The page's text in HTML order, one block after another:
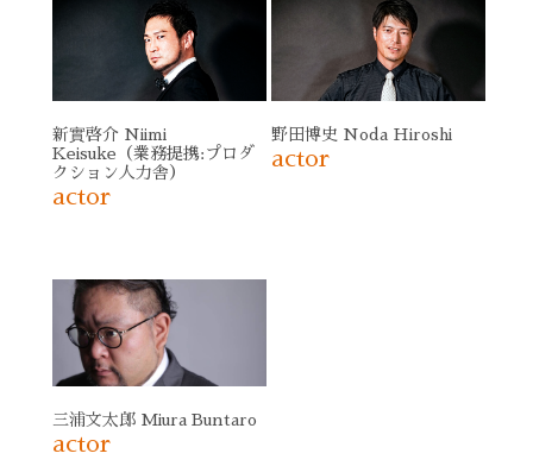
新實啓介 Niimi
Keisuke（業務提携:プロダ
クション人力舎）
actor
野田博史 Noda Hiroshi
actor
三浦文太郎 Miura Buntaro
actor